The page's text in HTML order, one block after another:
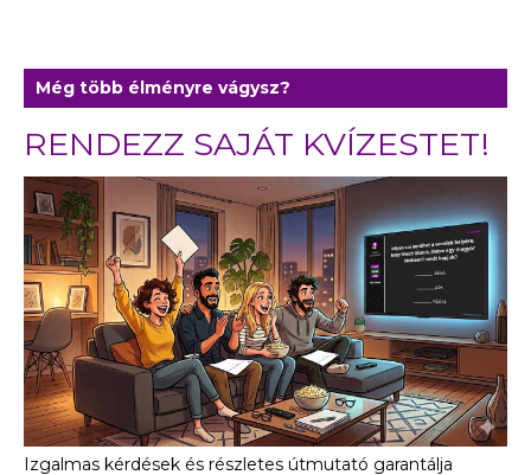
Még több élményre vágysz?
RENDEZZ SAJÁT KVÍZESTET!
Izgalmas kérdések és részletes útmutató garantálja